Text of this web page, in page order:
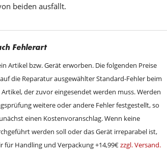
beiden ausfällt.
Fehlerart
Artikel bzw. Gerät erworben. Die folgenden Preise
die Reparatur ausgewählter Standard-Fehler beim
der zuvor eingesendet werden muss. Werden
weitere oder andere Fehler festgestellt, so
einen Kostenvoranschlag. Wenn keine
werden soll oder das Gerät irreparabel ist,
für Handling und Verpackung +14,99€zzgl. Versand.